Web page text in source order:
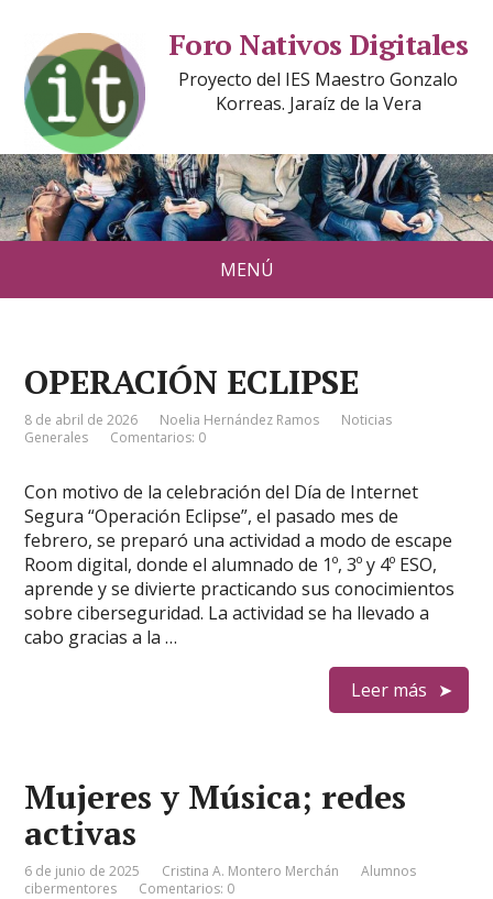
Foro Nativos Digitales
Proyecto del IES Maestro Gonzalo
Korreas. Jaraíz de la Vera
MENÚ
OPERACIÓN ECLIPSE
8 de abril de 2026 Noelia Hernández Ramos
Noticias
Generales
Comentarios: 0
Con motivo de la celebración del Día de Internet
Segura “Operación Eclipse”, el pasado mes de
febrero, se preparó una actividad a modo de escape
Room digital, donde el alumnado de 1º, 3º y 4º ESO,
aprende y se divierte practicando sus conocimientos
sobre ciberseguridad. La actividad se ha llevado a
cabo gracias a la …
Leer más
Mujeres y Música; redes
activas
6 de junio de 2025 Cristina A. Montero Merchán
Alumnos
cibermentores
Comentarios: 0